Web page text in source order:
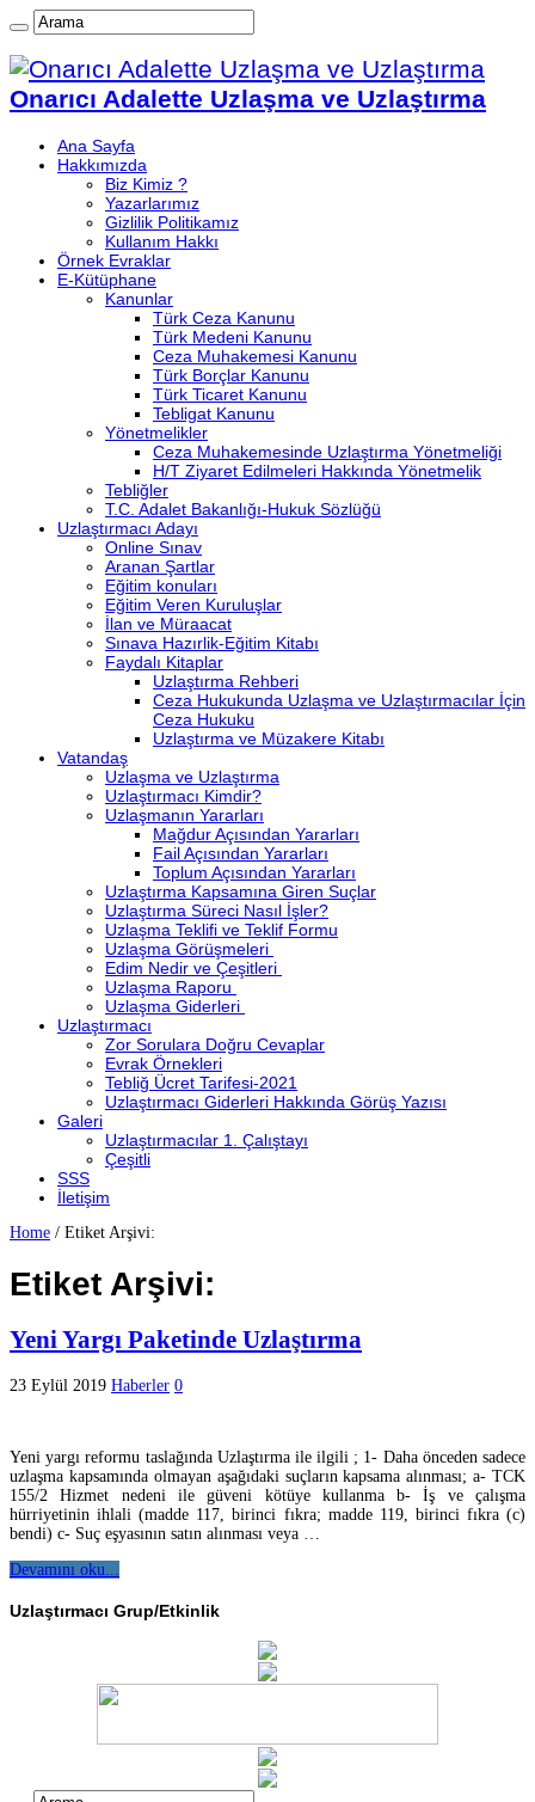
Onarıcı Adalette Uzlaşma ve Uzlaştırma
Ana Sayfa
Hakkımızda
Biz Kimiz ?
Yazarlarımız
Gizlilik Politikamız
Kullanım Hakkı
Örnek Evraklar
E-Kütüphane
Kanunlar
Türk Ceza Kanunu
Türk Medeni Kanunu
Ceza Muhakemesi Kanunu
Türk Borçlar Kanunu
Türk Ticaret Kanunu
Tebligat Kanunu
Yönetmelikler
Ceza Muhakemesinde Uzlaştırma Yönetmeliği
H/T Ziyaret Edilmeleri Hakkında Yönetmelik
Tebliğler
T.C. Adalet Bakanlığı-Hukuk Sözlüğü
Uzlaştırmacı Adayı
Online Sınav
Aranan Şartlar
Eğitim konuları
Eğitim Veren Kuruluşlar
İlan ve Müraacat
Sınava Hazırlik-Eğitim Kitabı
Faydalı Kitaplar
Uzlaştırma Rehberi
Ceza Hukukunda Uzlaşma ve Uzlaştırmacılar İçin
Ceza Hukuku
Uzlaştırma ve Müzakere Kitabı
Vatandaş
Uzlaşma ve Uzlaştırma
Uzlaştırmacı Kimdir?
Uzlaşmanın Yararları
Mağdur Açısından Yararları
Fail Açısından Yararları
Toplum Açısından Yararları
Uzlaştırma Kapsamına Giren Suçlar
Uzlaştırma Süreci Nasıl İşler?
Uzlaşma Teklifi ve Teklif Formu
Uzlaşma Görüşmeleri
Edim Nedir ve Çeşitleri
Uzlaşma Raporu
Uzlaşma Giderleri
Uzlaştırmacı
Zor Sorulara Doğru Cevaplar
Evrak Örnekleri
Tebliğ Ücret Tarifesi-2021
Uzlaştırmacı Giderleri Hakkında Görüş Yazısı
Galeri
Uzlaştırmacılar 1. Çalıştayı
Çeşitli
SSS
İletişim
Home / Etiket Arşivi:
Etiket Arşivi:
Yeni Yargı Paketinde Uzlaştırma
23 Eylül 2019 Haberler 0
Yeni yargı reformu taslağında Uzlaştırma ile ilgili ; 1- Daha önceden sadece
uzlaşma kapsamında olmayan aşağıdaki suçların kapsama alınması; a- TCK
155/2 Hizmet nedeni ile güveni kötüye kullanma b- İş ve çalışma
hürriyetinin ihlali (madde 117, birinci fıkra; madde 119, birinci fıkra (c)
bendi) c- Suç eşyasının satın alınması veya …
Devamını oku...
Uzlaştırmacı Grup/Etkinlik